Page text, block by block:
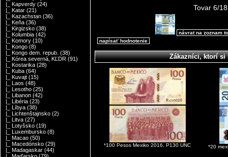
|_ Kapverdy (24)
|_ Katar (21)
|_ Kazachstan (36)
|_ Keňa (36)
|_ Kirgizsko (38)
|_ Kolumbia (42)
|_ Komory (10)
|_ Kongo (8)
|_ Kongo dem. repub. (38)
|_ Kórea severná, KĽDR (91)
|_ Kostarika (28)
|_ Kuba (64)
|_ Kuvajt (15)
|_ Laos (48)
|_ Lesotho (25)
|_ Libanon (42)
|_ Libéria (23)
|_ Líbya (38)
|_ Lichtenštajnsko (2)
|_ Litva (27)
|_ Lotyšsko (19)
|_ Luxembursko (8)
|_ Macao (50)
|_ Macedónsko (29)
|_ Madagaskar (44)
Tovar 6/18
návrat na zoznam
napísať hodnotenie
Zákazníci, ktorí si
*100 Pesos Mexiko 2016, P130 UNC *20